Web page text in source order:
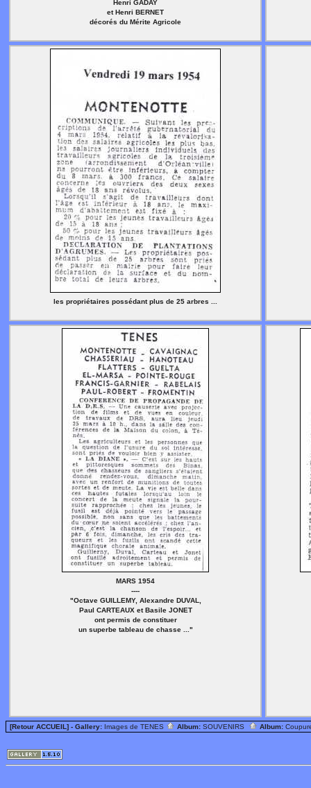
Henri GADAY
et Henri BERNET
décorés du Mérite Agricole
les propriétaires possédant plus de 25 arbres ...
MARS 1954
----
"Octave GUILLEMY, Alexandre DUVAL,
Paul CARTEAUX et Basile JONET
ont permis de constituer
un superbe tableau de chasse ..."
[Retour ACCUEIL] - Gallery: Images de TENES Album: SOUVENIRS Album: